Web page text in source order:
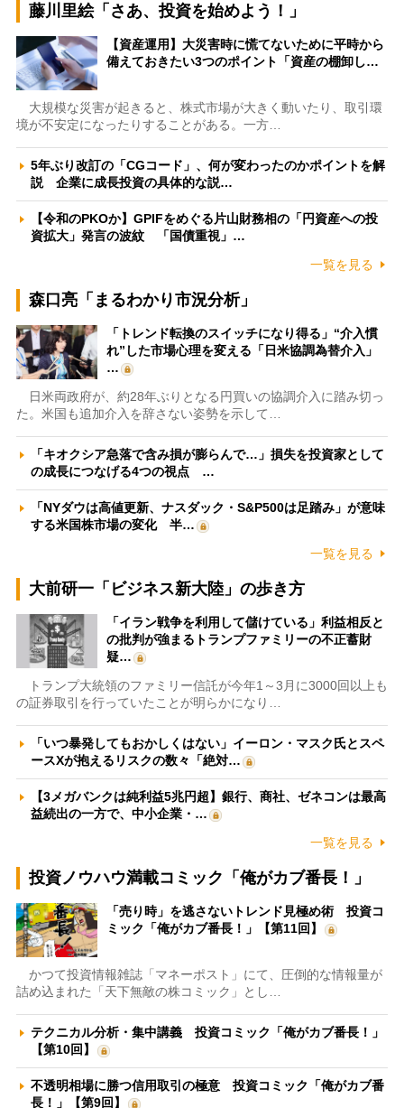
藤川里絵「さあ、投資を始めよう！」
【資産運用】大災害時に慌てないために平時から
備えておきたい3つのポイント「資産の棚卸し…
大規模な災害が起きると、株式市場が大きく動いたり、取引環
境が不安定になったりすることがある。一方…
5年ぶり改訂の「CGコード」、何が変わったのかポイントを解
説 企業に成長投資の具体的な説…
【令和のPKOか】GPIFをめぐる片山財務相の「円資産への投
資拡大」発言の波紋 「国債重視」…
一覧を見る
森口亮「まるわかり市況分析」
「トレンド転換のスイッチになり得る」“介入慣
れ”した市場心理を変える「日米協調為替介入」
…
日米両政府が、約28年ぶりとなる円買いの協調介入に踏み切っ
た。米国も追加介入を辞さない姿勢を示して…
「キオクシア急落で含み損が膨らんで…」損失を投資家として
の成長につなげる4つの視点 …
「NYダウは高値更新、ナスダック・S&P500は足踏み」が意味
する米国株市場の変化 半…
一覧を見る
大前研一「ビジネス新大陸」の歩き方
「イラン戦争を利用して儲けている」利益相反と
の批判が強まるトランプファミリーの不正蓄財
疑…
トランプ大統領のファミリー信託が今年1～3月に3000回以上も
の証券取引を行っていたことが明らかになり…
「いつ暴発してもおかしくはない」イーロン・マスク氏とスペ
ースXが抱えるリスクの数々「絶対…
【3メガバンクは純利益5兆円超】銀行、商社、ゼネコンは最高
益続出の一方で、中小企業・…
一覧を見る
投資ノウハウ満載コミック「俺がカブ番長！」
「売り時」を逃さないトレンド見極め術 投資コ
ミック「俺がカブ番長！」【第11回】
かつて投資情報雑誌「マネーポスト」にて、圧倒的な情報量が
詰め込まれた「天下無敵の株コミック」とし…
テクニカル分析・集中講義 投資コミック「俺がカブ番長！」
【第10回】
不透明相場に勝つ信用取引の極意 投資コミック「俺がカブ番
長！」【第9回】